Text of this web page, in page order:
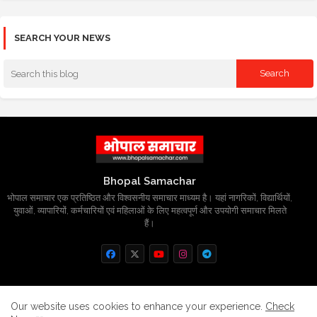
SEARCH YOUR NEWS
Bhopal Samachar
भोपाल समाचार एक प्रतिष्ठित और विश्वसनीय समाचार माध्यम है। यहां नागरिकों, विद्यार्थियों,
युवाओं, व्यापारियों, कर्मचारियों एवं महिलाओं के लिए महत्वपूर्ण और उपयोगी समाचार मिलते
हैं।
Home About Contact us Privacy Policy
Our website uses cookies to enhance your experience. Check